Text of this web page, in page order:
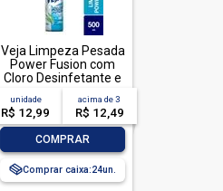
Veja Limpeza Pesada
Power Fusion com
Cloro Desinfetante e
Limpador 500mL
unidade
R$ 12,99
acima de3
R$ 12,49
COMPRAR
Comprar caixa:24